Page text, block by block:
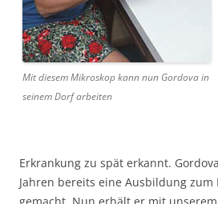
Mit diesem Mikroskop kann nun Gordova in
seinem Dorf arbeiten
Erkrankung zu spät erkannt.
Jahren bereits eine Ausbildung zum
gemacht. Nun erhält er mit